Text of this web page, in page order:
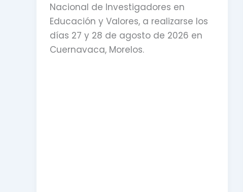
Nacional de Investigadores en
Educación y Valores, a realizarse los
días 27 y 28 de agosto de 2026 en
Cuernavaca, Morelos.